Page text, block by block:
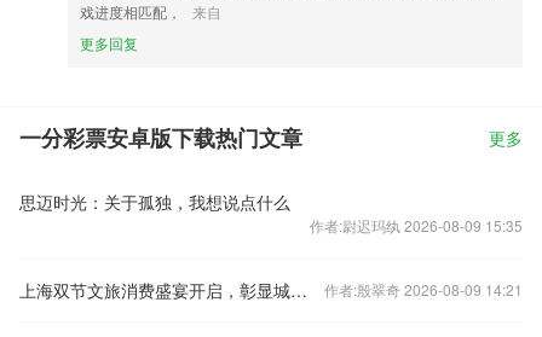
戏进度相匹配，
来自
更多回复
一分彩票安卓版下载热门文章 更多
思迈时光：关于孤独，我想说点什么
作者:尉迟玛纨 2026-08-09 15:35
上海双节文旅消费盛宴开启，彰显城市消费活力 作者:殷翠奇 2026-08-09 14:21